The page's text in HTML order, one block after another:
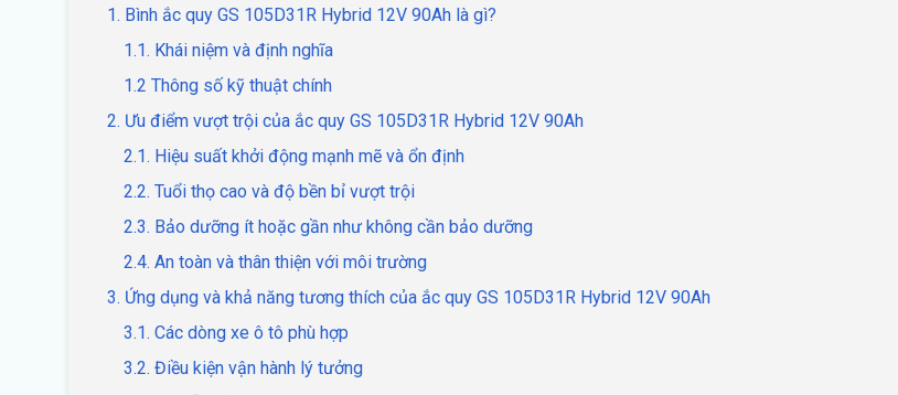
1. Bình ắc quy GS 105D31R Hybrid 12V 90Ah là gì?
1.1. Khái niệm và định nghĩa
1.2 Thông số kỹ thuật chính
2. Ưu điểm vượt trội của ắc quy GS 105D31R Hybrid 12V 90Ah
2.1. Hiệu suất khởi động mạnh mẽ và ổn định
2.2. Tuổi thọ cao và độ bền bỉ vượt trội
2.3. Bảo dưỡng ít hoặc gần như không cần bảo dưỡng
2.4. An toàn và thân thiện với môi trường
3. Ứng dụng và khả năng tương thích của ắc quy GS 105D31R Hybrid 12V 90Ah
3.1. Các dòng xe ô tô phù hợp
3.2. Điều kiện vận hành lý tưởng